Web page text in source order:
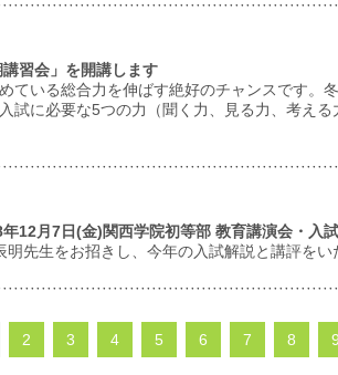
習会」を開講します
ている総合力を伸ばす絶好のチャンスです。
試に必要な5つの力（聞く力、見る力、考え
年12月7日(金)関西学院初等部 教育講演会・入
先生をお招きし、今年の入試解説と講評をい
2 3 4 5 6 7 8 9